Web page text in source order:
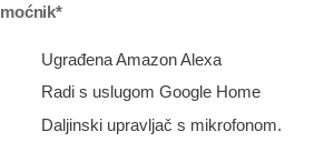
Ugrađena Amazon Alexa
Radi s uslugom Google Home
Daljinski upravljač s mikrofonom.